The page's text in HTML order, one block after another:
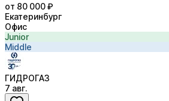
от 80 000 ₽
Екатеринбург
Офис
Junior
Middle
ГИДРОГАЗ
7 авг.